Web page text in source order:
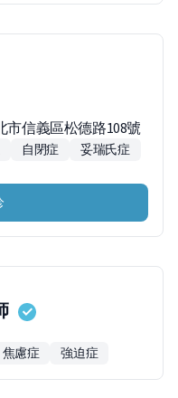
市信義區松德路108號
自閉症
妥瑞氏症
焦慮症 強迫症